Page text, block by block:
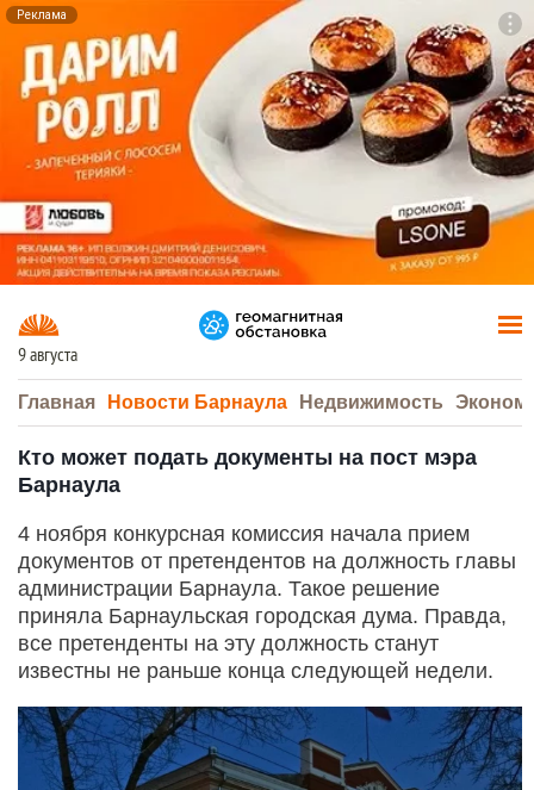
Реклама
9 августа
Главная Новости Барнаула Недвижимость
Кто может подать документы на пост мэра
Барнаула
4 ноября конкурсная комиссия начала прием
документов от претендентов на должность главы
администрации Барнаула. Такое решение
приняла Барнаульская городская дума. Правда,
все претенденты на эту должность станут
известны не раньше конца следующей недели.